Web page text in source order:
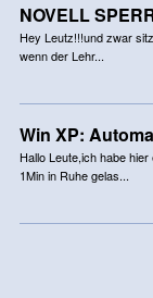
NOVELL
Hey Leutz!!!und zwar
wenn der Lehr...
Win XP:
Hallo Leute,ich habe
1Min in Ruhe gelas...